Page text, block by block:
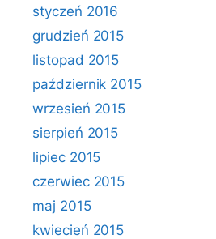
styczeń 2016
grudzień 2015
listopad 2015
październik 2015
wrzesień 2015
sierpień 2015
lipiec 2015
czerwiec 2015
maj 2015
kwiecień 2015